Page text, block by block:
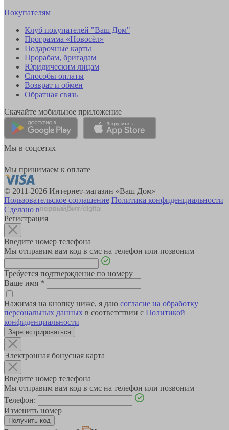
Покупателям
Клуб покупателей "Ваш Дом"
Программа «Новосёл»
Подарочные карты
Прорабам, бригадам
Юридическим лицам
Способы оплаты
Возврат и обмен
Обратная связь
Скачайте мобильное приложение
Мы в соцсетях
Мы принимаем к оплате
© 2011-2026 Интернет-магазин «Ваш Дом»
Пользовательское соглашение Политика конфиденциальности
Сделано в
Регистрация
Введите номер телефона
Мы отправим вам код в смс на телефон или позвоним
Требуется подтверждение по номеру
Ваше имя *
Нажимая на кнопку ниже, я даю согласие на обработку
персональных данных в соответствии с Политикой
конфиденциальности
Зарегистрироваться
Электронная бонусная карта
Введите номер телефона
Мы отправим вам код в смс на телефон или позвоним
Телефон:
Изменить номер